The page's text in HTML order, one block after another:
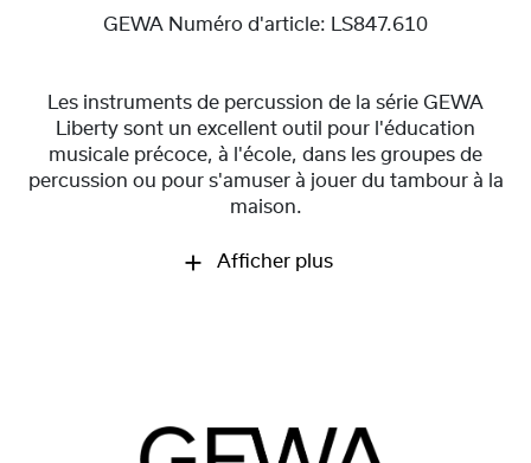
GEWA Numéro d'article: LS847.610
Les instruments de percussion de la série GEWA
Liberty sont un excellent outil pour l'éducation
musicale précoce, à l'école, dans les groupes de
percussion ou pour s'amuser à jouer du tambour à la
maison.
Afficher plus